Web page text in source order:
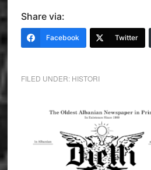
Share via:
Facebook Twitter
FILED UNDER: HISTORI